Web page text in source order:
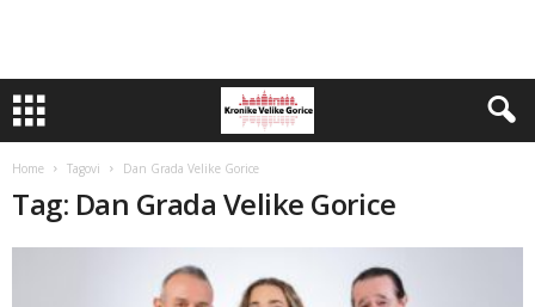
Home Tagovi Dan Grada Velike Gorice
Tag: Dan Grada Velike Gorice